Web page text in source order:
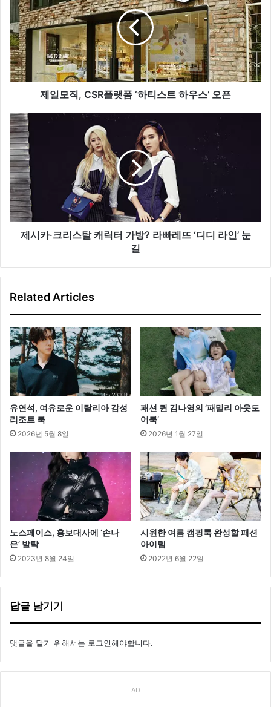
,
C
S
R
플
‘
하
티
스
트
하
우
스
’
제일모직, CSR플랫폼 ‘하티스트 하우스’ 오픈
제
시
카
·
크
리
스
탈
캐
라
뜨
‘
디
디
라
인
’
눈
길
제시카·크리스탈 캐릭터 가방? 라빠레뜨 ‘디디 라인’ 눈
길
Related Articles
유연석, 여유로운 이탈리아 감성
리조트 룩
2026년 5월 8일
패션 퀸 김나영의 ‘패밀리 아웃도
어룩’
2026년 1월 27일
노스페이스, 홍보대사에 ‘손나
은’ 발탁
2023년 8월 24일
시원한 여름 캠핑룩 완성할 패션
아이템
2022년 6월 22일
답글 남기기
댓글을 달기 위해서는 로그인해야합니다.
AD